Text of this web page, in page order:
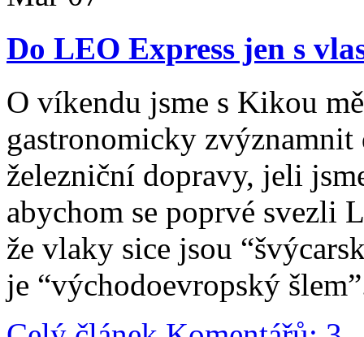
Do LEO Express jen s
O víkendu jsme s Kikou
gastronomicky
železniční dopravy, jeli
abychom se poprvé svezli
že vlaky sice jsou
je “východoevropský